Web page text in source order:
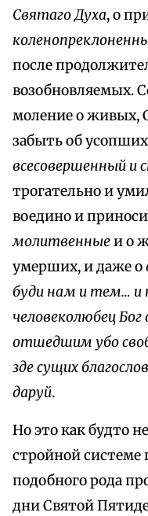
Святаго Духа, о
после
возобновляемых.
моление о живых,
забыть об
всесовершенный и
трогательно и
воедино и
молитвенныеи о
умерших, и даже о
буди нам и тем… и
человеколюбец Бог
отшедшим убо
зде сущих
даруй.
Но это как будто
стройной системе
подобного рода
дни Святой